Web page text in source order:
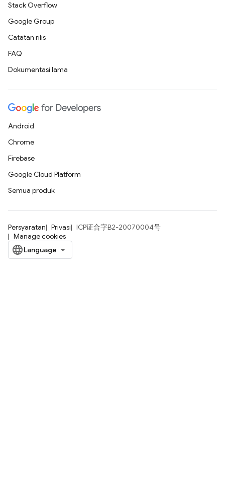
Stack Overflow
Google Group
Catatan rilis
FAQ
Dokumentasi lama
Android
Chrome
Firebase
Google Cloud Platform
Semua produk
Persyaratan Privasi
ICP证合字B2-20070004号
Manage cookies